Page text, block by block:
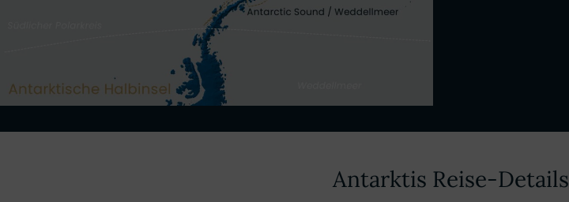
Antarktis Reise-Details